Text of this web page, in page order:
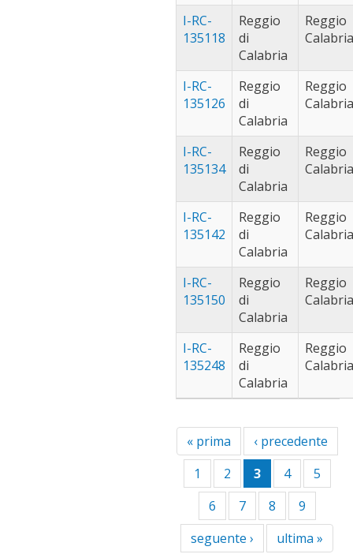
I-RC-
135118
Reggio
di
Calabria
Reggio
Calabria
I-RC-
135126
Reggio
di
Calabria
Reggio
Calabria
I-RC-
135134
Reggio
di
Calabria
Reggio
Calabria
I-RC-
135142
Reggio
di
Calabria
Reggio
Calabria
I-RC-
135150
Reggio
di
Calabria
Reggio
Calabria
I-RC-
135248
Reggio
di
Calabria
Reggio
Calabria
« prima
‹ precedente
1
2 3 4
5
6
7 8
9
seguente ›
ultima »